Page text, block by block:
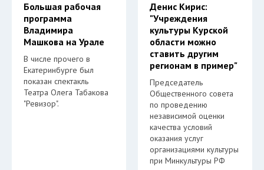
Большая рабочая
программа
Владимира
Машкова на Урале
В числе прочего в
Екатеринбурге был
показан спектакль
Театра Олега Табакова
"Ревизор".
Денис Кирис:
"Учреждения
культуры Курской
области можно
ставить другим
регионам в пример"
Председатель
Общественного совета
по проведению
независимой оценки
качества условий
оказания услуг
организациями культуры
при Минкультуры РФ